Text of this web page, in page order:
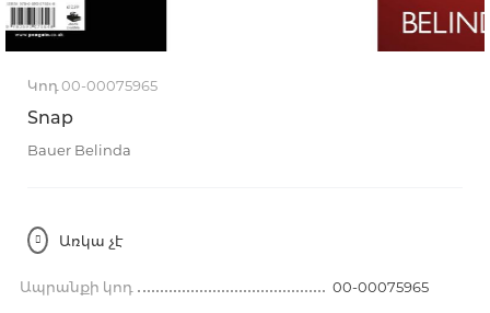
Կոդ 00-00075965
Snap
Bauer Belinda
Առկա չէ
Ապրանքի կոդ 00-00075965